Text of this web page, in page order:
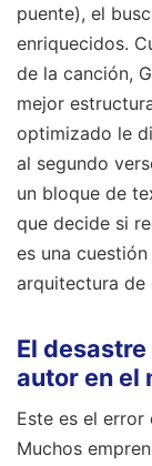
puente), el
enriquecidos.
de la canción,
mejor
optimizado le
al segundo
un bloque de
que decide si
es una
arquitectura de
El
autor en el
Este es el
Muchos